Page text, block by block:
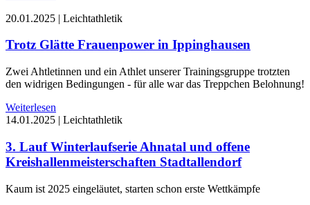
20.01.2025 | Leichtathletik
Trotz Glätte Frauenpower in Ippinghausen
Zwei Ahtletinnen und ein Athlet unserer Trainingsgruppe trotzten
den widrigen Bedingungen - für alle war das Treppchen Belohnung!
Weiterlesen
14.01.2025 | Leichtathletik
3. Lauf Winterlaufserie Ahnatal und offene
Kreishallenmeisterschaften Stadtallendorf
Kaum ist 2025 eingeläutet, starten schon erste Wettkämpfe